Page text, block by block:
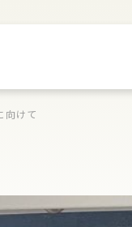
す
駐車可能
向けて